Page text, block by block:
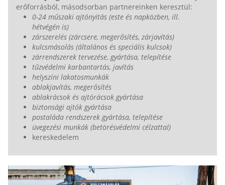
erőforrásból, másodsorban partnereinken keresztül:
0-24 műszaki ajtónyitás (este és napközben, ill.
hétvégén is)
zárszerelés (zárcsere, megerősítés, zárjavítás)
kulcsmásolás (általános és speciális kulcsok)
zárrendszerek tervezése, gyártása, telepítése
tűzvédelmi karbantartás, javítás
helyszíni lakatosmunkák
ablakjavítás, megerősítés
ablakrácsok és ajtórácsok gyártása
biztonsági ajtók gyártása
postaláda rendszerek gyártása, telepítése
üvegezési munkák (betörésvédelmi célzattal)
kereskedelem